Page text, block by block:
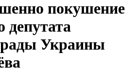
покушение
Украины